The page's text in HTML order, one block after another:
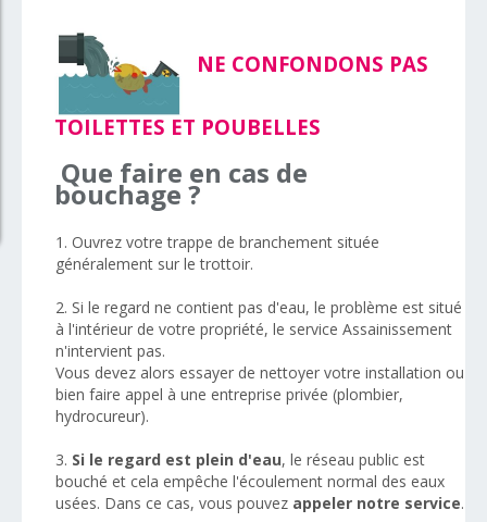
NE CONFONDONS PAS
TOILETTES ET POUBELLES
Que faire en cas de
bouchage ?
1. Ouvrez votre trappe de branchement située
généralement sur le trottoir.
2. Si le regard ne contient pas d'eau, le problème est situé
à l'intérieur de votre propriété, le service Assainissement
n'intervient pas.
Vous devez alors essayer de nettoyer votre installation ou
bien faire appel à une entreprise privée (plombier,
hydrocureur).
3. Si le regard est plein d'eau, le réseau public est
bouché et cela empêche l'écoulement normal des eaux
usées. Dans ce cas, vous pouvez appeler notre service.